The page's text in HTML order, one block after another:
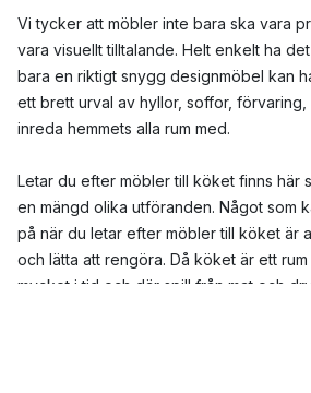
Vi tycker att möbler inte bara ska vara
vara visuellt tilltalande. Helt enkelt ha
bara en riktigt snygg designmöbel kan
ett brett urval av hyllor, soffor,
inreda hemmets alla rum med.
Letar du efter möbler till köket finns här
en mängd olika utföranden. Något som
på när du letar efter möbler till köket är
och lätta att rengöra. Då köket är ett
mycket i tid och där spill från mat och